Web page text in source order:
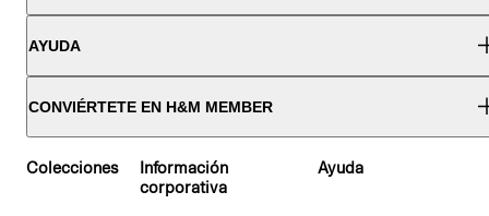
AYUDA
CONVIÉRTETE EN H&M MEMBER
Colecciones
Información
corporativa
Ayuda